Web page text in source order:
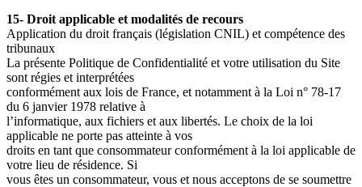
15- Droit applicable et modalités de recours
Application du droit français (législation CNIL) et compétence des
tribunaux
La présente Politique de Confidentialité et votre utilisation du Site
sont régies et interprétées
conformément aux lois de France, et notamment à la Loi n° 78-17
du 6 janvier 1978 relative à
l’informatique, aux fichiers et aux libertés. Le choix de la loi
applicable ne porte pas atteinte à vos
droits en tant que consommateur conformément à la loi applicable de
votre lieu de résidence. Si
vous êtes un consommateur, vous et nous acceptons de se soumettre